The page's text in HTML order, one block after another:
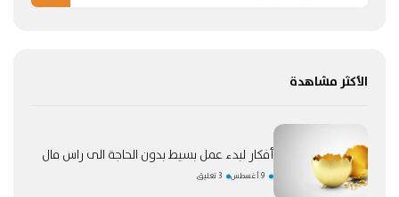
الأكثر مشاهدة
أفكار لبدء عمل بسيط بدون الحاجة الى راس مال
9 أغسطس 3 تعليق